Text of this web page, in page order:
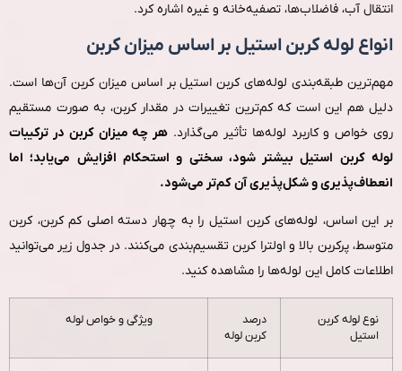
انتقال آب، فاضلاب‌ها، تصفیه‌خانه و غیره اشاره کرد.
انواع لوله کربن استیل بر اساس میزان کربن
مهم‌ترین طبقه‌بندی لوله‌های کربن استیل بر اساس میزان کربن آن‌ها است.
دلیل هم این است که کم‌ترین تغییرات در مقدار کربن، به‌ صورت مستقیم
روی خواص و کاربرد لوله‌ها تأثیر می‌گذارد. هر چه میزان کربن در ترکیبات
لوله کربن استیل بیشتر شود، سختی و استحکام افزایش می‌یابد؛ اما
انعطاف‌پذیری و شکل‌پذیری آن کم‌تر می‌شود.
بر این‌ اساس، لوله‌های کربن استیل را به چهار دسته اصلی کم کربن، کربن
متوسط، پرکربن بالا و اولترا کربن تقسیم‌بندی می‌کنند. در جدول زیر می‌توانید
اطلاعات کامل این لوله‌ها را مشاهده کنید.
نوع لوله کربن
استیل
درصد
کربن لوله
ویژگی و خواص لوله